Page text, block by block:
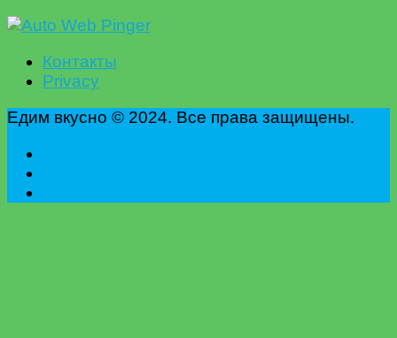
Контакты
Privacy
Едим вкусно © 2024. Все права защищены.